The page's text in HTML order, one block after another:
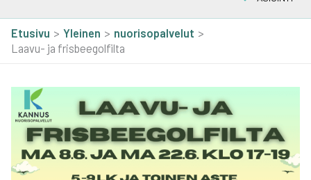
Etusivu Yleinen
nuorisopalvelut
Laavu- ja frisbeegolfilta